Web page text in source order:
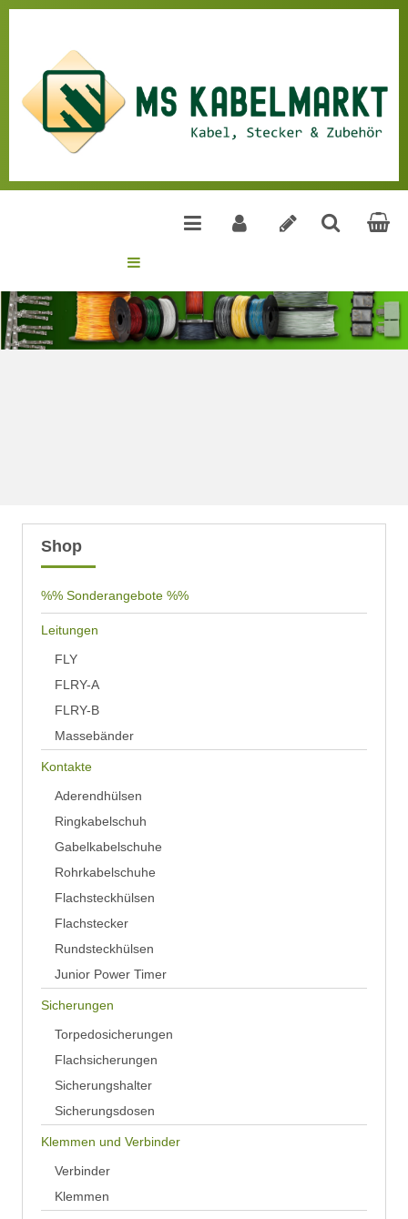
Shop
%% Sonderangebote %%
Leitungen
FLY
FLRY-A
FLRY-B
Massebänder
Kontakte
Aderendhülsen
Ringkabelschuh
Gabelkabelschuhe
Rohrkabelschuhe
Flachsteckhülsen
Flachstecker
Rundsteckhülsen
Junior Power Timer
Sicherungen
Torpedosicherungen
Flachsicherungen
Sicherungshalter
Sicherungsdosen
Klemmen und Verbinder
Verbinder
Klemmen